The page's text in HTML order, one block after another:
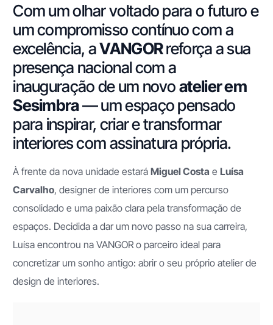
Com um olhar voltado para o futuro e
um compromisso contínuo com a
excelência, aVANGORreforça a sua
presença nacional com a
inauguração de um novoatelier em
Sesimbra— um espaço pensado
para inspirar, criar e transformar
interiores com assinatura própria.
À frente da nova unidade estaráMiguel Costa eLuísa
Carvalho, designer de interiores com um percurso
consolidado e uma paixão clara pela transformação de
espaços. Decidida a dar um novo passo na sua carreira,
Luísa encontrou na VANGOR o parceiro ideal para
concretizar um sonho antigo: abrir o seu próprio atelier de
design de interiores.